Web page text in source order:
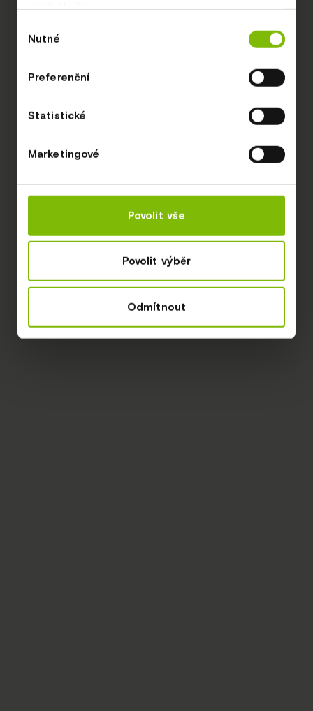
jejich služby.
souhlasu
Nutné
Preferenční
Statistické
Marketingové
Povolit vše
Povolit výběr
Odmítnout